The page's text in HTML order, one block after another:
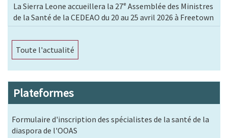
La Sierra Leone accueillera la 27ᵉ Assemblée des Ministres
de la Santé de la CEDEAO du 20 au 25 avril 2026 à Freetown
Toute l'actualité
Plateformes
Formulaire d'inscription des spécialistes de la santé de la
diaspora de l'OOAS